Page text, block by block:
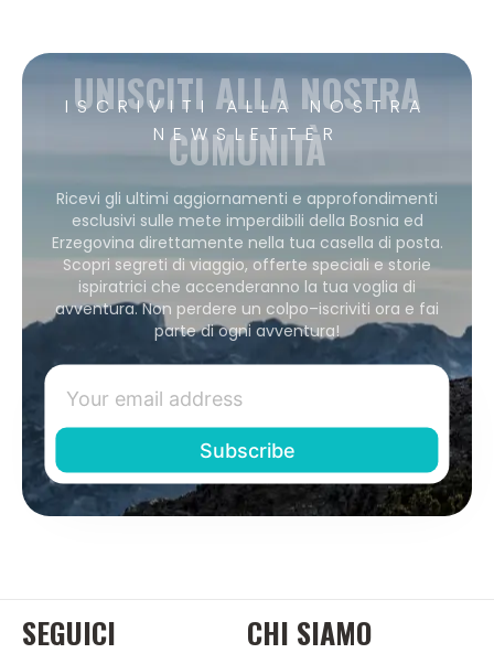
ISCRIVITI ALLA NOSTRA
NEWSLETTER
UNISCITI ALLA NOSTRA
COMUNITÀ
Ricevi gli ultimi aggiornamenti e approfondimenti
esclusivi sulle mete imperdibili della Bosnia ed
Erzegovina direttamente nella tua casella di posta.
Scopri segreti di viaggio, offerte speciali e storie
ispiratrici che accenderanno la tua voglia di
avventura. Non perdere un colpo–iscriviti ora e fai
parte di ogni avventura!
SEGUICI CHI SIAMO